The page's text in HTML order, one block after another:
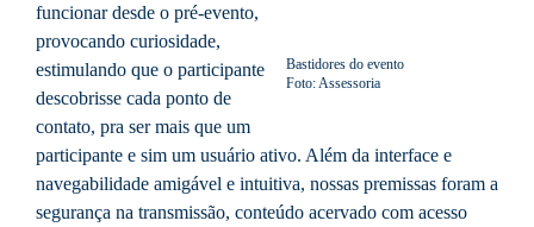
Bastidores do evento
Foto: Assessoria
funcionar desde o pré-evento,
provocando curiosidade,
estimulando que o participante
descobrisse cada ponto de
contato, pra ser mais que um
participante e sim um usuário ativo. Além da interface e
navegabilidade amigável e intuitiva, nossas premissas foram a
segurança na transmissão, conteúdo acervado com acesso